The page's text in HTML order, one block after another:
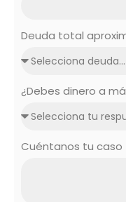
Deuda total
¿Debes dinero a
Cuéntanos tu caso